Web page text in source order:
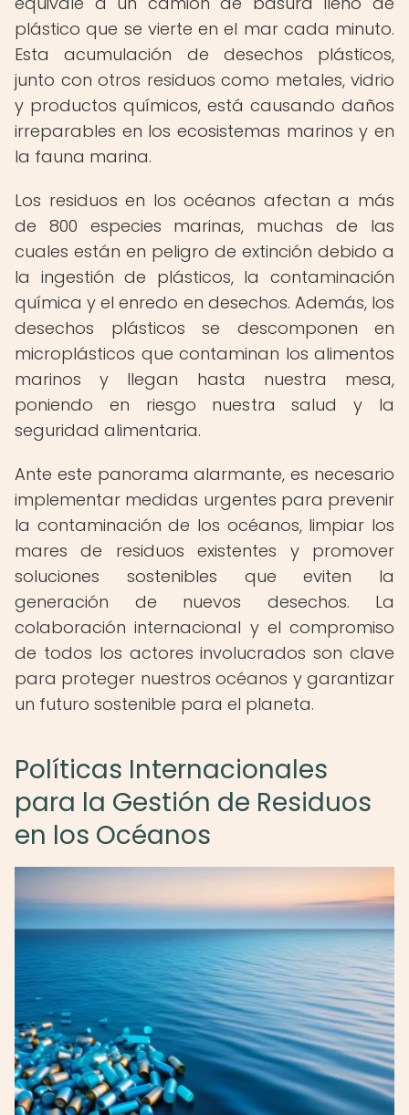
plástico que se vierte en el mar cada minuto.
Esta acumulación de desechos plásticos,
junto con otros residuos como metales, vidrio
y productos químicos, está causando daños
irreparables en los ecosistemas marinos y en
la fauna marina.
Los residuos en los océanos afectan a más
de 800 especies marinas, muchas de las
cuales están en peligro de extinción debido a
la ingestión de plásticos, la contaminación
química y el enredo en desechos. Además, los
desechos plásticos se descomponen en
microplásticos que contaminan los alimentos
marinos y llegan hasta nuestra mesa,
poniendo en riesgo nuestra salud y la
seguridad alimentaria.
Ante este panorama alarmante, es necesario
implementar medidas urgentes para prevenir
la contaminación de los océanos, limpiar los
mares de residuos existentes y promover
soluciones sostenibles que eviten la
generación de nuevos desechos. La
colaboración internacional y el compromiso
de todos los actores involucrados son clave
para proteger nuestros océanos y garantizar
un futuro sostenible para el planeta.
Políticas Internacionales
para la Gestión de Residuos
en los Océanos